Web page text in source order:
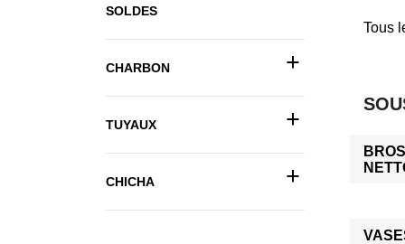
SOLDES
CHARBON +
TUYAUX +
CHICHA +
Tous